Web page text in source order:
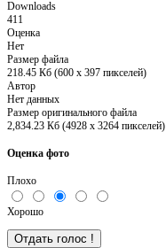
Downloads
411
Оценка
Нет
Размер файла
218.45 Кб (600 x 397 пикселей)
Автор
Нет данных
Размер оригинального файла
2,834.23 Кб (4928 x 3264 пикселей)
Оценка фото
Плохо
Хорошо